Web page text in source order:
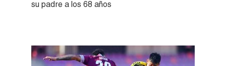
su padre a los 68 años